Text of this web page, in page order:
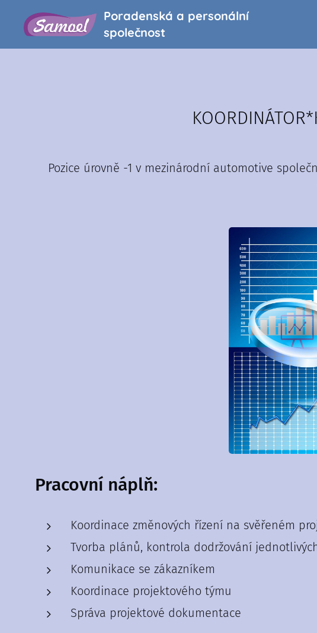
Poradenská a personální
společnost
Pozice úrovně -1 v mezinárodní automotive
Pracovní náplň:
Koordinace změnových řízení na svěřeném
Tvorba plánů, kontrola dodržování
Komunikace se zákazníkem
Koordinace projektového týmu
Správa projektové dokumentace